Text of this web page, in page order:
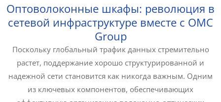
Оптоволоконные шкафы: революция в
сетевой инфраструктуре вместе с OMC
Group
Поскольку глобальный трафик данных стремительно
растет, поддержание хорошо структурированной и
надежной сети становится как никогда важным. Одним
из ключевых компонентов, обеспечивающих